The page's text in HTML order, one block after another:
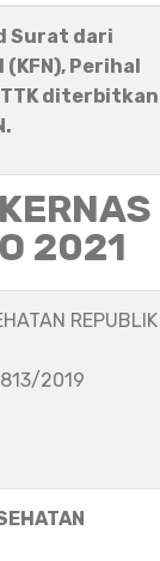
Surat dari
Perihal
diterbitkan
2021
REPUBLIK
813/2019